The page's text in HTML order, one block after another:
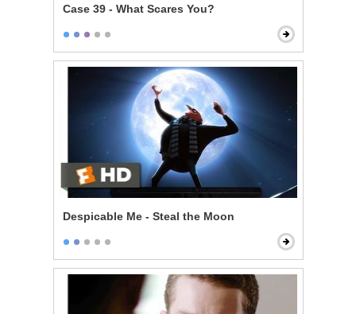
Case 39 - What Scares You?
Despicable Me - Steal the Moon